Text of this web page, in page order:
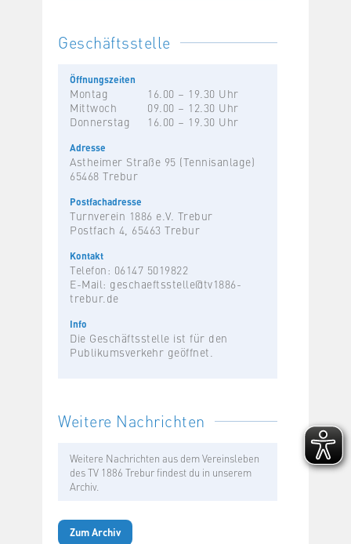
Geschäftsstelle
Öffnungszeiten
Montag
16.00 – 19.30 Uhr
Mittwoch
09.00 – 12.30 Uhr
Donnerstag
16.00 – 19.30 Uhr
Adresse
Astheimer Straße 95 (Tennisanlage)
65468 Trebur
Postfachadresse
Turnverein 1886 e.V. Trebur
Postfach 4, 65463 Trebur
Kontakt
Telefon: 06147 5019822
E-Mail: geschaeftsstelle@tv1886-
trebur.de
Info
Die Geschäftsstelle ist für den
Publikumsverkehr geöffnet.
Weitere Nachrichten
Weitere Nachrichten aus dem Vereinsleben
des TV 1886 Trebur findest du in unserem
Archiv.
Zum Archiv